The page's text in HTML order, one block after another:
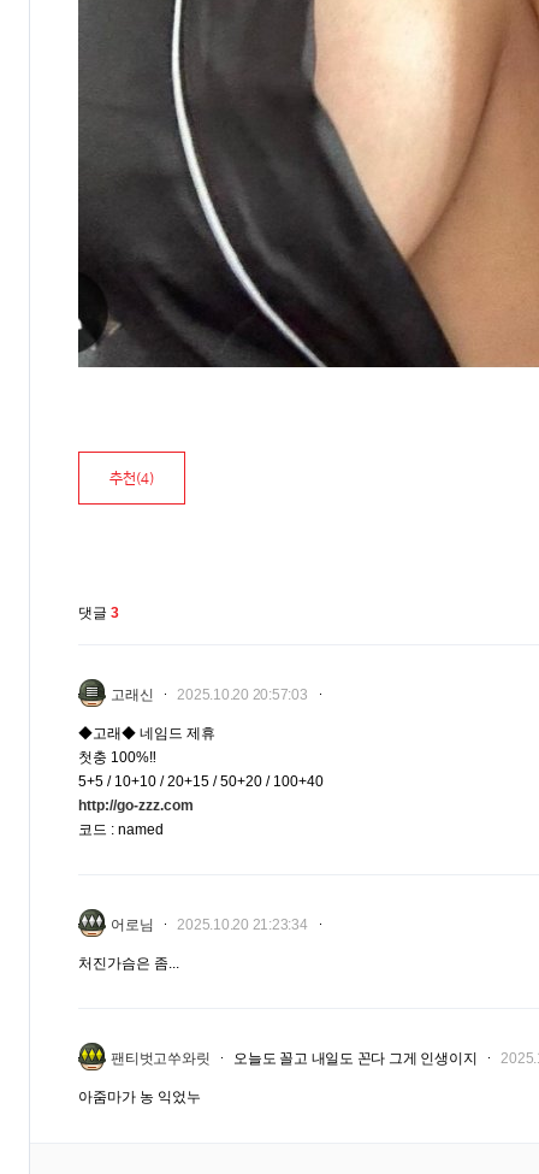
추천(4)
댓글 3
고래신 2025.10.20 20:57:03
◆고래◆ 네임드 제휴
첫충 100%‼️
5+5 / 10+10 / 20+15 / 50+20 / 100+40
http://go-zzz.com
코드 : named
어로님 2025.10.20 21:23:34
처진가슴은 좀...
팬티벗고쑤와릿 오늘도 꼴고 내일도 꼰다 그게 인생이지
아줌마가 농 익었누